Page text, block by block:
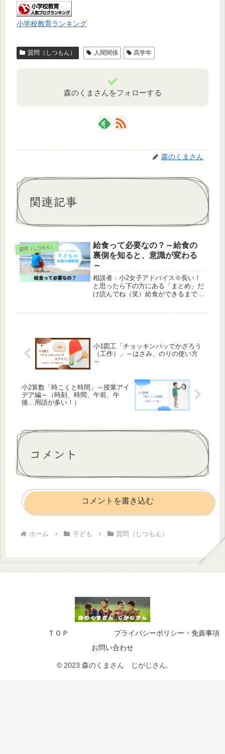
小学校教育ランキング
質問（しつもん） 人間関係 高学年
森のくまさんをフォローする
森のくまさん
関連記事
質問（しつもん）
給食って必要なの？～給食の
裏側を知ると、意識が変わる
～
相談者：小2女子アドバイス※長い！
と思ったら下の方にある「まとめ」だ
け読んでね（笑）給食ができるまで
小1図工「チョッキンパッでかざろう
（工作）」～はさみ、のりの使い方
～
小2算数「時こくと時間」～授業アイ
デア編～（時刻、時間、午前、午
後…用語が多い！）
コメント
コメントを書き込む
ホーム 子ども 質問（しつもん）
ＴＯＰ
プライバシーポリシー・免責事項
お問い合わせ
© 2023 森のくまさん じがじさん.